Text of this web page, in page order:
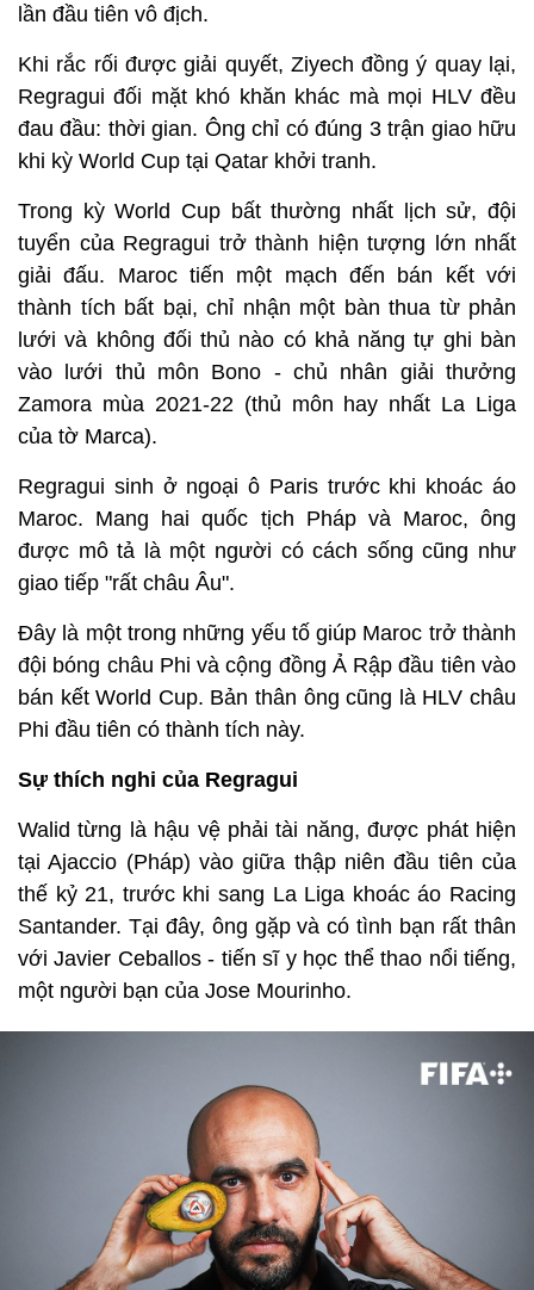
lần đầu tiên vô địch.
Khi rắc rối được giải quyết, Ziyech đồng ý quay lại,
Regragui đối mặt khó khăn khác mà mọi HLV đều
đau đầu: thời gian. Ông chỉ có đúng 3 trận giao hữu
khi kỳ World Cup tại Qatar khởi tranh.
Trong kỳ World Cup bất thường nhất lịch sử, đội
tuyển của Regragui trở thành hiện tượng lớn nhất
giải đấu. Maroc tiến một mạch đến bán kết với
thành tích bất bại, chỉ nhận một bàn thua từ phản
lưới và không đối thủ nào có khả năng tự ghi bàn
vào lưới thủ môn Bono - chủ nhân giải thưởng
Zamora mùa 2021-22 (thủ môn hay nhất La Liga
của tờ Marca).
Regragui sinh ở ngoại ô Paris trước khi khoác áo
Maroc. Mang hai quốc tịch Pháp và Maroc, ông
được mô tả là một người có cách sống cũng như
giao tiếp "rất châu Âu".
Đây là một trong những yếu tố giúp Maroc trở thành
đội bóng châu Phi và cộng đồng Ả Rập đầu tiên vào
bán kết World Cup. Bản thân ông cũng là HLV châu
Phi đầu tiên có thành tích này.
Sự thích nghi của Regragui
Walid từng là hậu vệ phải tài năng, được phát hiện
tại Ajaccio (Pháp) vào giữa thập niên đầu tiên của
thế kỷ 21, trước khi sang La Liga khoác áo Racing
Santander. Tại đây, ông gặp và có tình bạn rất thân
với Javier Ceballos - tiến sĩ y học thể thao nổi tiếng,
một người bạn của Jose Mourinho.